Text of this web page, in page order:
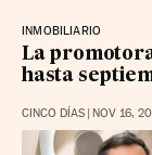
INMOBILIARIO
La
hasta
CINCO DÍAS NOV 16,